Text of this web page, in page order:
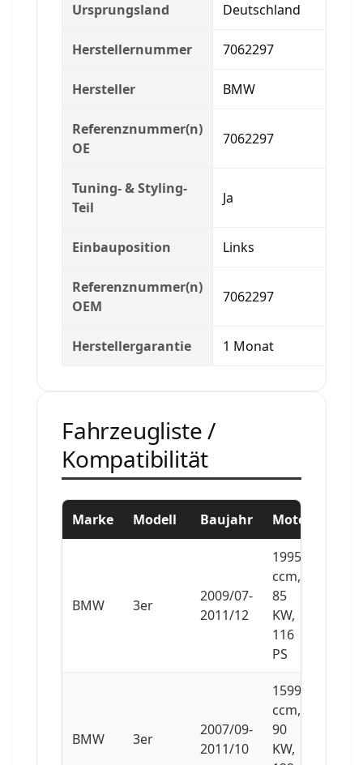
Ursprungsland Deutschland
Herstellernummer 7062297
Hersteller BMW
Referenznummer(n)
OE
7062297
Tuning- & Styling-
Teil
Ja
Einbauposition Links
Referenznummer(n)
OEM
7062297
Herstellergarantie 1 Monat
Fahrzeugliste /
Kompatibilität
Marke Modell Baujahr Motor
BMW 3er
2009/07-
2011/12
1995
ccm,
85
KW,
116
PS
BMW 3er
2007/09-
2011/10
1599
ccm,
90
KW,